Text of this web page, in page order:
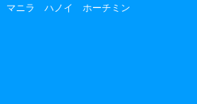
マニラ ハノイ
ホーチミン